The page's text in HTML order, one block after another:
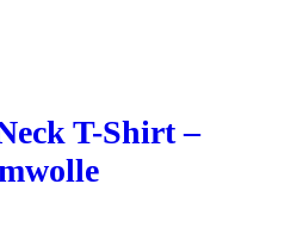
T-Shirt –